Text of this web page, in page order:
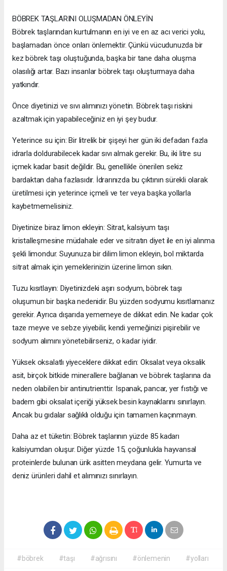
BÖBREK TAŞLARINI OLUŞMADAN ÖNLEYİN
Böbrek taşlarından kurtulmanın en iyi ve en az acı verici yolu,
başlamadan önce onları önlemektir. Çünkü vücudunuzda bir
kez böbrek taşı oluştuğunda, başka bir tane daha oluşma
olasılığı artar. Bazı insanlar böbrek taşı oluşturmaya daha
yatkındır.
Önce diyetinizi ve sıvı alımınızı yönetin. Böbrek taşı riskini
azaltmak için yapabileceğiniz en iyi şey budur.
Yeterince su için: Bir litrelik bir şişeyi her gün iki defadan fazla
idrarla doldurabilecek kadar sıvı almak gerekir. Bu, iki litre su
içmek kadar basit değildir. Bu, genellikle önerilen sekiz
bardaktan daha fazlasıdır. İdrarınızda bu çıktının sürekli olarak
üretilmesi için yeterince içmeli ve ter veya başka yollarla
kaybetmemelisiniz.
Diyetinize biraz limon ekleyin: Sitrat, kalsiyum taşı
kristalleşmesine müdahale eder ve sitratın diyet ile en iyi alınma
şekli limondur. Suyunuza bir dilim limon ekleyin, bol miktarda
sitrat almak için yemeklerinizin üzerine limon sıkın.
Tuzu kısıtlayın: Diyetinizdeki aşırı sodyum, böbrek taşı
oluşumun bir başka nedenidir. Bu yüzden sodyumu kısıtlamanız
gerekir. Ayrıca dışarıda yememeye de dikkat edin. Ne kadar çok
taze meyve ve sebze yiyebilir, kendi yemeğinizi pişirebilir ve
sodyum alımını yönetebilirseniz, o kadar iyidir.
Yüksek oksalatlı yiyeceklere dikkat edin: Oksalat veya oksalik
asit, birçok bitkide minerallere bağlanan ve böbrek taşlarına da
neden olabilen bir antinutrienttir. Ispanak, pancar, yer fıstığı ve
badem gibi oksalat içeriği yüksek besin kaynaklarını sınırlayın.
Ancak bu gıdalar sağlıklı olduğu için tamamen kaçınmayın.
Daha az et tüketin: Böbrek taşlarının yüzde 85 kadarı
kalsiyumdan oluşur. Diğer yüzde 15, çoğunlukla hayvansal
proteinlerde bulunan ürik asitten meydana gelir. Yumurta ve
deniz ürünleri dahil et alımınızı sınırlayın.
#böbrek #taşı #ağrısını #önlemenin #yolları